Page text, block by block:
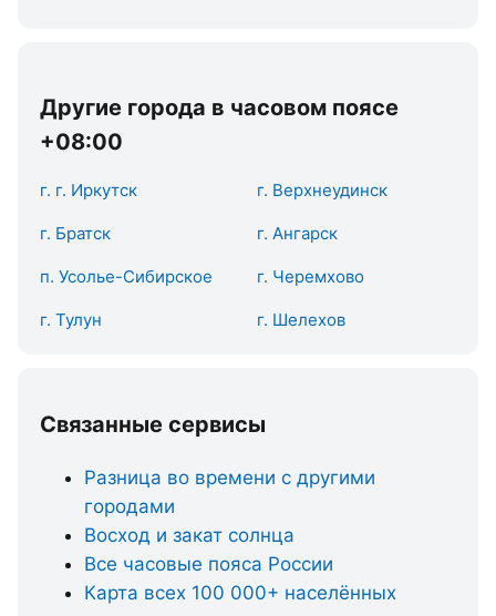
Другие города в часовом поясе
+08:00
г. г. Иркутск г. Верхнеудинск
г. Братск г. Ангарск
п. Усолье-Сибирское г. Черемхово
г. Тулун г. Шелехов
Связанные сервисы
Разница во времени с другими
городами
Восход и закат солнца
Все часовые пояса России
Карта всех 100 000+ населённых